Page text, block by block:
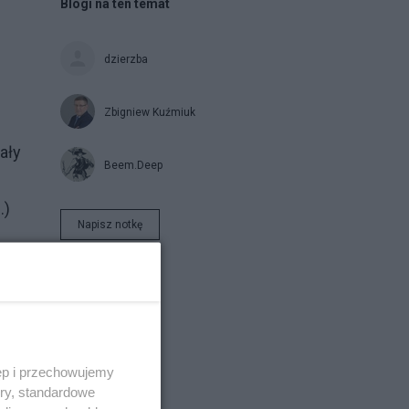
Blogi na ten temat
dzierzba
Zbigniew Kuźmiuk
Beem.Deep
Napisz notkę
i przechowujemy
standardowe